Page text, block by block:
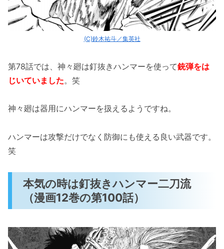
(C)鈴木祐斗／集英社
第78話では、神々廻は釘抜きハンマーを使って銃弾をは
じいていました。笑
神々廻は器用にハンマーを扱えるようですね。
ハンマーは攻撃だけでなく防御にも使える良い武器です。
笑
本気の時は釘抜きハンマー二刀流
（漫画12巻の第100話）